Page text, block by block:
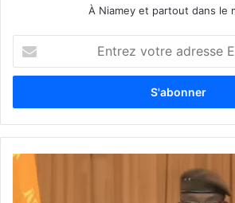
À Niamey et partout dans le
t
e
z
o